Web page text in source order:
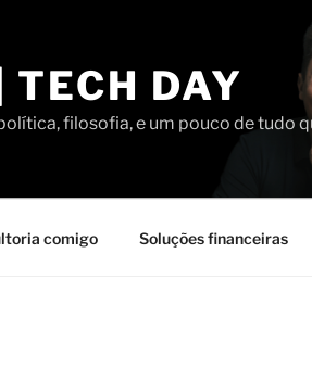
TECH DAY
filosofia, e um pouco de tudo
comigo Soluções financeiras